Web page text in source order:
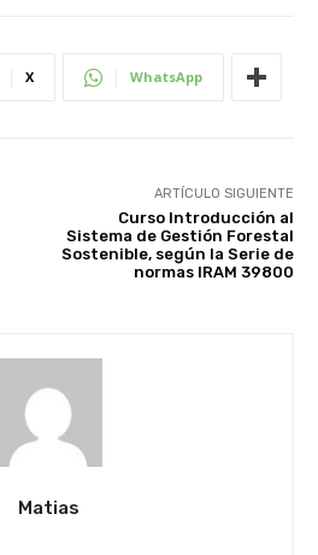
X WhatsApp
ARTÍCULO SIGUIENTE
Curso Introducción al
Sistema de Gestión Forestal
Sostenible, según la Serie de
normas IRAM 39800
Matias